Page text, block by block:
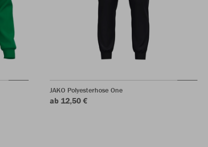
JAKO Polyesterhose One
ab 12,50 €